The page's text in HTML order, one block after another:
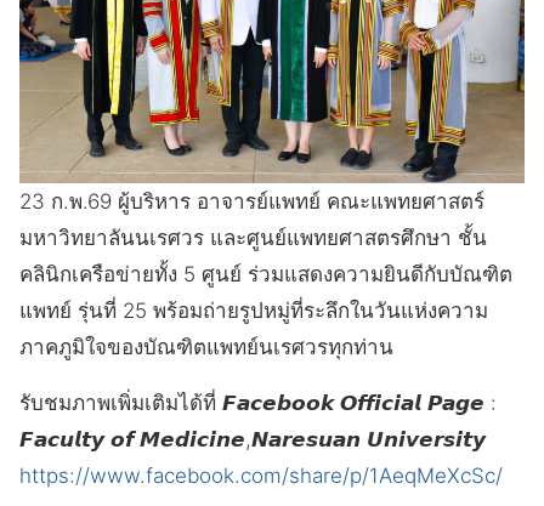
23 ก.พ.69 ผู้บริหาร อาจารย์แพทย์ คณะแพทยศาสตร์
มหาวิทยาลันนเรศวร และศูนย์แพทยศาสตรศึกษา ชั้น
คลินิกเครือข่ายทั้ง 5 ศูนย์ ร่วมแสดงความยินดีกับบัณฑิต
แพทย์ รุ่นที่ 25 พร้อมถ่ายรูปหมู่ที่ระลึกในวันแห่งความ
ภาคภูมิใจของบัณฑิตแพทย์นเรศวรทุกท่าน
รับชมภาพเพิ่มเติมได้ที่ 𝙁𝙖𝙘𝙚𝙗𝙤𝙤𝙠 𝙊𝙛𝙛𝙞𝙘𝙞𝙖𝙡 𝙋𝙖𝙜𝙚 :
𝙁𝙖𝙘𝙪𝙡𝙩𝙮 𝙤𝙛 𝙈𝙚𝙙𝙞𝙘𝙞𝙣𝙚,𝙉𝙖𝙧𝙚𝙨𝙪𝙖𝙣 𝙐𝙣𝙞𝙫𝙚𝙧𝙨𝙞𝙩𝙮
https://www.facebook.com/share/p/1AeqMeXcSc/